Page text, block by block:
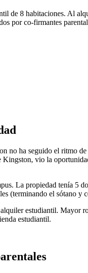
de 8 habitaciones. Al
por co-firmantes
ha seguido el ritmo
vio la
La propiedad tenía 5
(terminando el sótano
estudiantil. Mayor
estudiantil.